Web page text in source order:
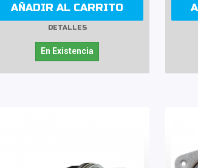
AÑADIR AL CARRITO
DETALLES
En Existencia